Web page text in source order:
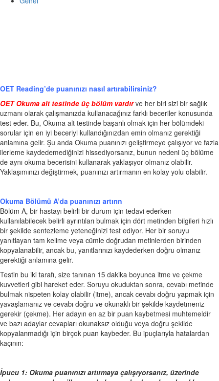
OET Reading’de puanınızı nasıl artırabilirsiniz?
OET Okuma alt testinde üç bölüm vardırve her biri sizi bir sağlık
uzmanı olarak çalışmanızda kullanacağınız farklı beceriler konusunda
test eder. Bu, Okuma alt testinde başarılı olmak için her bölümdeki
sorular için en iyi beceriyi kullandığınızdan emin olmanız gerektiği
anlamına gelir. Şu anda Okuma puanınızı geliştirmeye çalışıyor ve fazla
ilerleme kaydedemediğinizi hissediyorsanız, bunun nedeni üç bölüme
de aynı okuma becerisini kullanarak yaklaşıyor olmanız olabilir.
Yaklaşımınızı değiştirmek, puanınızı artırmanın en kolay yolu olabilir.
Okuma Bölümü A’da puanınızı artırın
Bölüm A, bir hastayı belirli bir durum için tedavi ederken
kullanılabilecek belirli ayrıntıları bulmak için dört metinden bilgileri hızlı
bir şekilde sentezleme yeteneğinizi test ediyor. Her bir soruyu
yanıtlayan tam kelime veya cümle doğrudan metinlerden birinden
kopyalanabilir, ancak bu, yanıtlarınızı kaydederken doğru olmanız
gerektiği anlamına gelir.
Testin bu iki tarafı, size tanınan 15 dakika boyunca itme ve çekme
kuvvetleri gibi hareket eder. Soruyu okuduktan sonra, cevabı metinde
bulmak nispeten kolay olabilir (itme), ancak cevabı doğru yapmak için
yavaşlamanız ve cevabı doğru ve okunaklı bir şekilde kaydetmeniz
gerekir (çekme). Her adayın en az bir puan kaybetmesi muhtemeldir
ve bazı adaylar cevapları okunaksız olduğu veya doğru şekilde
kopyalanmadığı için birçok puan kaybeder. Bu ipuçlarıyla hatalardan
kaçının:
İpucu 1: Okuma puanınızı artırmaya çalışıyorsanız, üzerinde